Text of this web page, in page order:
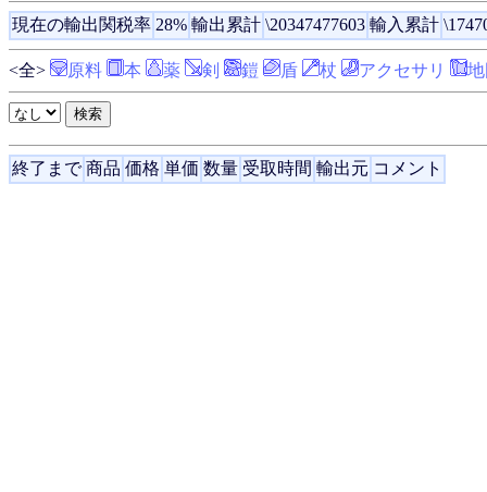
現在の輸出関税率 28% 輸出累計 \20347477603 輸入累計
<全> 原料 本 薬 剣 鎧 盾 杖 アクセサリ
終了まで 商品 価格 単価 数量 受取時間 輸出元 コメント